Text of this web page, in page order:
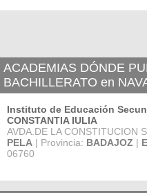
ACADEMIAS DÓNDE
BACHILLERATO en
Instituto de Educación
CONSTANTIA IULIA
AVDA.DE LA CONSTITUCION
PELA | Provincia: BADAJOZ |
06760